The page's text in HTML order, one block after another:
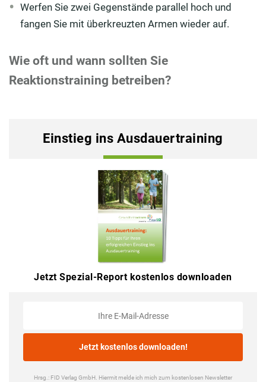
Werfen Sie zwei Gegenstände parallel hoch und
fangen Sie mit überkreuzten Armen wieder auf.
Wie oft und wann sollten Sie
Reaktionstraining betreiben?